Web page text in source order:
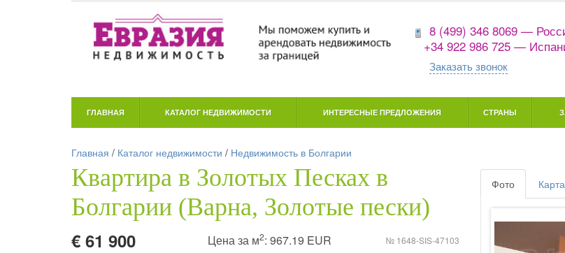
8 (499) 346 8069 —
+34 922 986 725 —
Заказать звонок
ГЛАВНАЯ КАТАЛОГ НЕДВИЖИМОСТИ ИНТЕРЕСНЫЕ ПРЕДЛОЖЕНИЯ СТРАНЫ
Главная / Каталог недвижимости / Недвижимость в Болгарии
Квартира в Золотых Песках в
Болгарии (Варна, Золотые пески)
€ 61 900 Цена за м2: 967.19 EUR № 1648-SIS-47103
Фото Карта